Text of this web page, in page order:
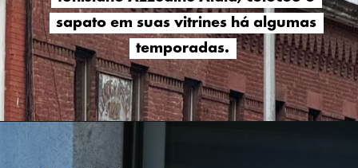
sapato em suas vitrines há algumas
temporadas.
sapato em suas vitrines há algumas
temporadas.